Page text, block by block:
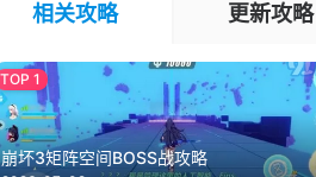
相关攻略 更新攻略
崩坏3矩阵空间BOSS战攻略